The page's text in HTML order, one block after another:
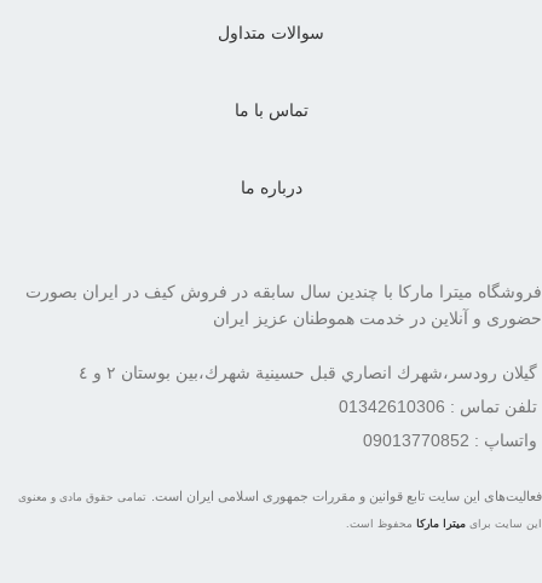
سوالات متداول
تماس با ما
درباره ما
فروشگاه میترا مارکا با چندین سال سابقه در فروش کیف در ایران بصورت
حضوری و آنلاین در خدمت هموطنان عزیز ایران
گيلان رودسر،شهرك انصاري قبل حسينية شهرك،بين بوستان ٢ و ٤
تلفن تماس : 01342610306
واتساپ : 09013770852
فعاليت‌های اين سايت تابع قوانين و مقررات جمهوری اسلامی ايران است. تمامی حقوق مادی و معنوی
این سایت برای میترا مارکا محفوظ است.